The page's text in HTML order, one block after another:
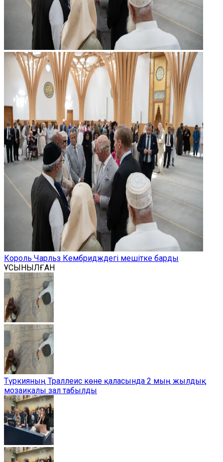
Король Чарльз Кембридждегі мешітке барды
ҰСЫНЫЛҒАН
Түркияның Траллеис көне қаласында 2 мың жылдық
мозаикалы зал табылды